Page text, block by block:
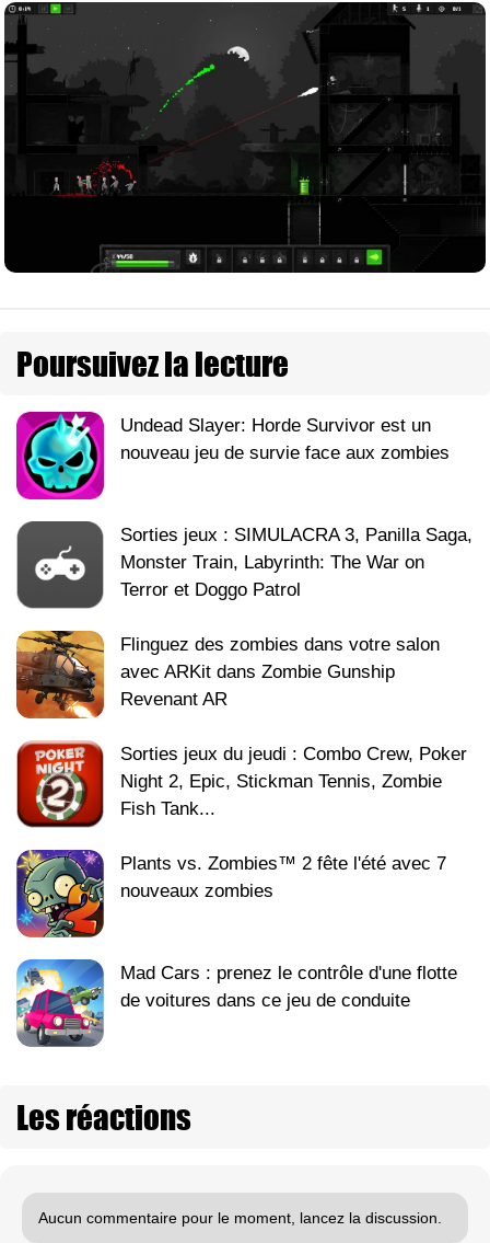
Poursuivez la lecture
Undead Slayer: Horde Survivor est un
nouveau jeu de survie face aux zombies
Sorties jeux : SIMULACRA 3, Panilla Saga,
Monster Train, Labyrinth: The War on
Terror et Doggo Patrol
Flinguez des zombies dans votre salon
avec ARKit dans Zombie Gunship
Revenant AR
Sorties jeux du jeudi : Combo Crew, Poker
Night 2, Epic, Stickman Tennis, Zombie
Fish Tank...
Plants vs. Zombies™ 2 fête l'été avec 7
nouveaux zombies
Mad Cars : prenez le contrôle d'une flotte
de voitures dans ce jeu de conduite
Les réactions
Aucun commentaire pour le moment, lancez la discussion.